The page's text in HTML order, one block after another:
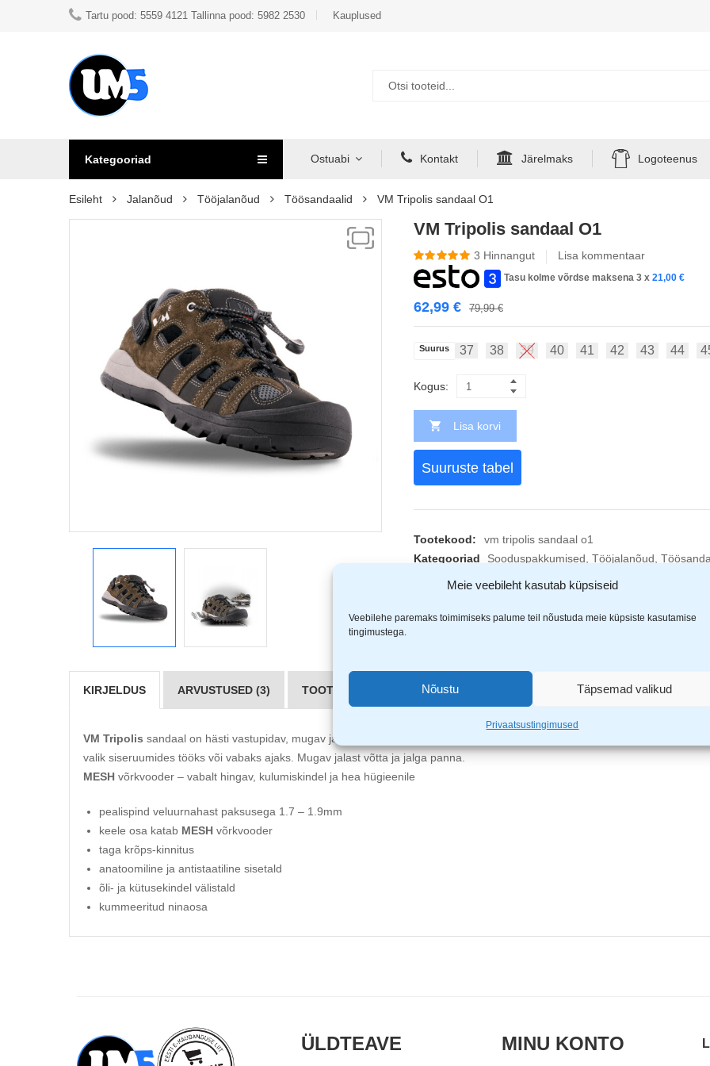
Meie veebileht kasutab küpsiseid
Veebilehe paremaks toimimiseks palume teil nõustuda meie küpsiste kasutamise
tingimustega.
Nõustu Täpsemad valikud
Privaatsustingimused
Tartu pood: 5559 4121 Tallinna pood: 5982 2530 Kauplused
Kategooriad Ostuabi Kontakt Järelmaks Logoteenus
Esileht Jalanõud Tööjalanõud Töösandaalid VM Tripolis sandaal O1
VM Tripolis sandaal O1
3 Hinnangut Lisa kommentaar
Tasu kolme võrdse maksena 3 x 21,00 €
79,99€
62,99 €
Suurus 37 38 39 40 41 42 43 44
Kogus:
Lisa korvi
Suuruste tabel
Tootekood:
vm tripolis sandaal o1
Kategooriad
Sooduspakkumised, Tööjalanõud,
KIRJELDUS ARVUSTUSED (3) TOOTJAD (1)
VM Tripolis sandaal on hästi vastupidav, mugav ja ideaalne
valik siseruumides tööks või vabaks ajaks. Mugav jalast võtta ja jalga panna.
MESH võrkvooder – vabalt hingav, kulumiskindel ja hea hügieenile
pealispind veluurnahast paksusega 1.7 – 1.9mm
keele osa katab MESH võrkvooder
taga krõps-kinnitus
anatoomiline ja antistaatiline sisetald
õli- ja kütusekindel välistald
kummeeritud ninaosa
ÜLDTEAVE MINU KONTO